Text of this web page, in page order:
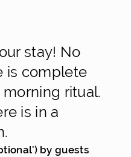
stay! No
is complete
ritual.
is in a
by guests